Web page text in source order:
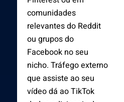
comunidades
relevantes do Reddit
ou grupos do
Facebook no seu
nicho. Tráfego externo
que assiste ao seu
vídeo dá ao TikTok